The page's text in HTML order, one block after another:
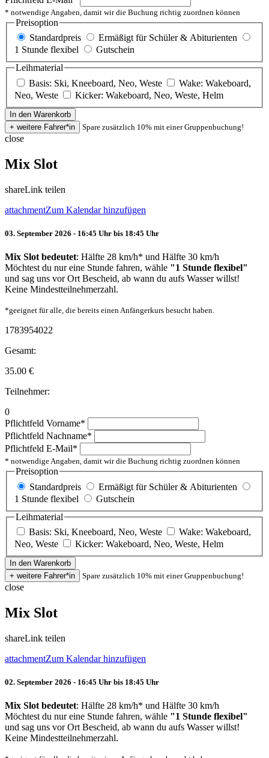
* notwendige Angaben, damit wir die Buchung richtig zuordnen können
Preisoption
Standardpreis
Ermäßigt für Schüler & Abiturienten
1 Stunde flexibel
Gutschein
Leihmaterial
Basis: Ski, Kneeboard, Neo, Weste
Wake: Wakeboard,
Neo, Weste
Kicker: Wakeboard, Neo, Weste, Helm
Spare zusätzlich 10% mit einer Gruppenbuchung!
close
Mix Slot
shareLink teilen
attachmentZum Kalendar hinzufügen
03. September 2026 - 16:45 Uhr bis 18:45 Uhr
Mix Slot bedeutet: Hälfte 28 km/h* und Hälfte 30 km/h
Möchtest du nur eine Stunde fahren, wähle "1 Stunde flexibel"
und sag uns vor Ort Bescheid, ab wann du aufs Wasser willst!
Keine Mindestteilnehmerzahl.
*geeignet für alle, die bereits einen Anfängerkurs besucht haben.
1783954022
Gesamt:
35.00 €
Teilnehmer:
0
Pflichtfeld Vorname*
Pflichtfeld Nachname*
Pflichtfeld E-Mail*
* notwendige Angaben, damit wir die Buchung richtig zuordnen können
Preisoption
Standardpreis
Ermäßigt für Schüler & Abiturienten
1 Stunde flexibel
Gutschein
Leihmaterial
Basis: Ski, Kneeboard, Neo, Weste
Wake: Wakeboard,
Neo, Weste
Kicker: Wakeboard, Neo, Weste, Helm
Spare zusätzlich 10% mit einer Gruppenbuchung!
close
Mix Slot
shareLink teilen
attachmentZum Kalendar hinzufügen
02. September 2026 - 16:45 Uhr bis 18:45 Uhr
Mix Slot bedeutet: Hälfte 28 km/h* und Hälfte 30 km/h
Möchtest du nur eine Stunde fahren, wähle "1 Stunde flexibel"
und sag uns vor Ort Bescheid, ab wann du aufs Wasser willst!
Keine Mindestteilnehmerzahl.